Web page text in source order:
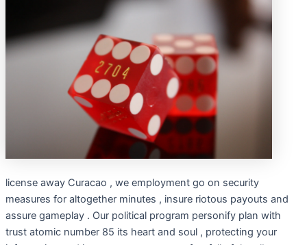
license away Curacao , we employment go on security
measures for altogether minutes , insure riotous payouts and
assure gameplay . Our political program personify plan with
trust atomic number 85 its heart and soul , protecting your